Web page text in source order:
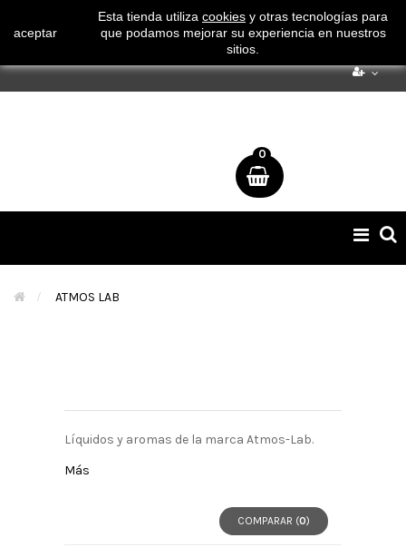
¡ Consigue tu envío gratuito por compras superiores a 50€
!
0
de
> ATMOS LAB
Líquidos y aromas de la marca Atmos-Lab.
Más
COMPARAR (0)
aceptar
Esta tienda utiliza cookies y otras tecnologías para
que podamos mejorar su experiencia en nuestros
sitios.